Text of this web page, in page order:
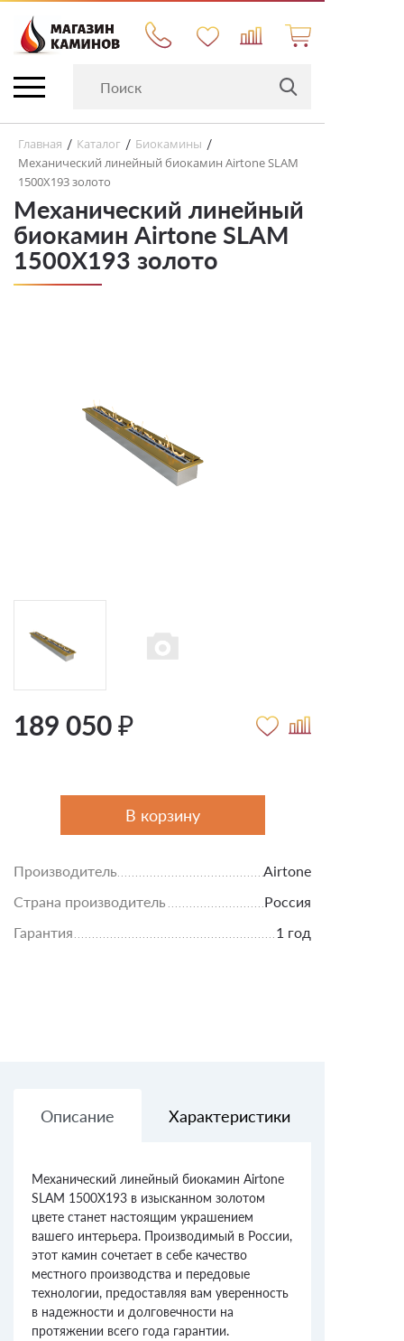
Главная / Каталог / Биокамины /
Механический линейный биокамин Airtone SLAM
1500X193 золото
Механический линейный
биокамин Airtone SLAM
1500X193 золото
189 050 ₽
В корзину
Производитель
Airtone
Страна производитель
Россия
Гарантия
1 год
Описание Характеристики
Механический линейный биокамин Airtone
SLAM 1500X193 в изысканном золотом
цвете станет настоящим украшением
вашего интерьера. Производимый в России,
этот камин сочетает в себе качество
местного производства и передовые
технологии, предоставляя вам уверенность
в надежности и долговечности на
протяжении всего года гарантии.